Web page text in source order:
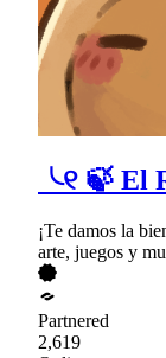
╰୧ 🍃 El
¡Te damos la
arte, juegos y
Partnered
2,619